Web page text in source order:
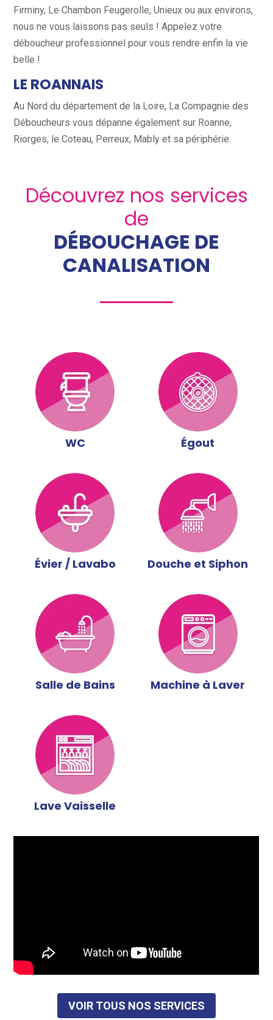
Firminy, Le Chambon Feugerolle, Unieux ou aux environs,
nous ne vous laissons pas seuls ! Appelez votre
déboucheur professionnel pour vous rendre enfin la vie
belle !
LE ROANNAIS
Au Nord du département de la Loire, La Compagnie des
Déboucheurs vous dépanne également sur Roanne,
Riorges, le Coteau, Perreux, Mably et sa périphérie.
Découvrez nos services
de
DÉBOUCHAGE DE
CANALISATION
WC Égout
Évier / Lavabo Douche et Siphon
Salle de Bains Machine à Laver
Lave Vaisselle
VOIR TOUS NOS SERVICES